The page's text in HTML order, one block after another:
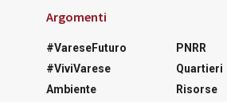
Argomenti
#VareseFuturo
#ViviVarese
Ambiente
PNRR
Quartieri
Risorse